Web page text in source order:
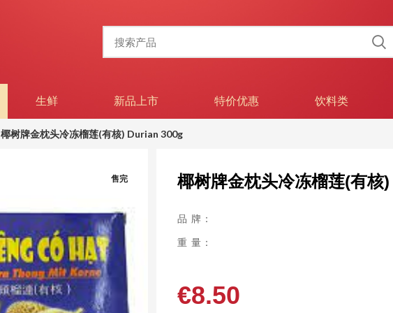
生鲜 新品上市 特价优惠 饮料类
椰树牌金枕头冷冻榴莲(有核) Durian 300g
售完 椰树牌金枕头冷冻榴莲(有核
品 牌：
重 量：
€8.50